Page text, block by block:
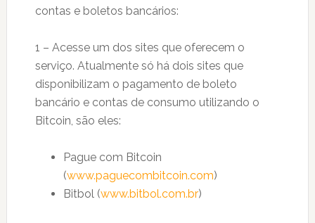
contas e boletos bancários:
1 – Acesse um dos sites que oferecem o
serviço. Atualmente só há dois sites que
disponibilizam o pagamento de boleto
bancário e contas de consumo utilizando o
Bitcoin, são eles:
Pague com Bitcoin
(www.paguecombitcoin.com)
Bitbol (www.bitbol.com.br)